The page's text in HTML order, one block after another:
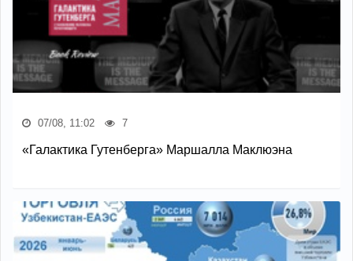
07/08, 11:02 7
«Галактика Гутенберга» Маршалла Маклюэна